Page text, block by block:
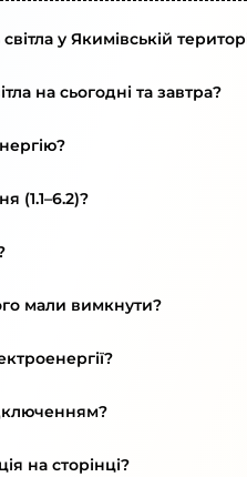
у Якимівській
на сьогодні та завтра?
(1.1–6.2)?
мали вимкнути?
на сторінці?